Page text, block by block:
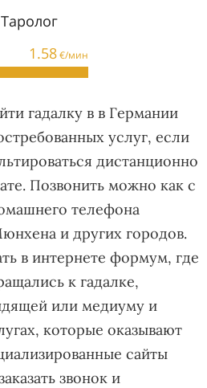
гадалку в в Германии
услуг, если
дистанционно
Позвонить можно как с
телефона
и других городов.
в интернете формум, где
к гадалке,
или медиуму и
которые оказывают
сайты
звонок и